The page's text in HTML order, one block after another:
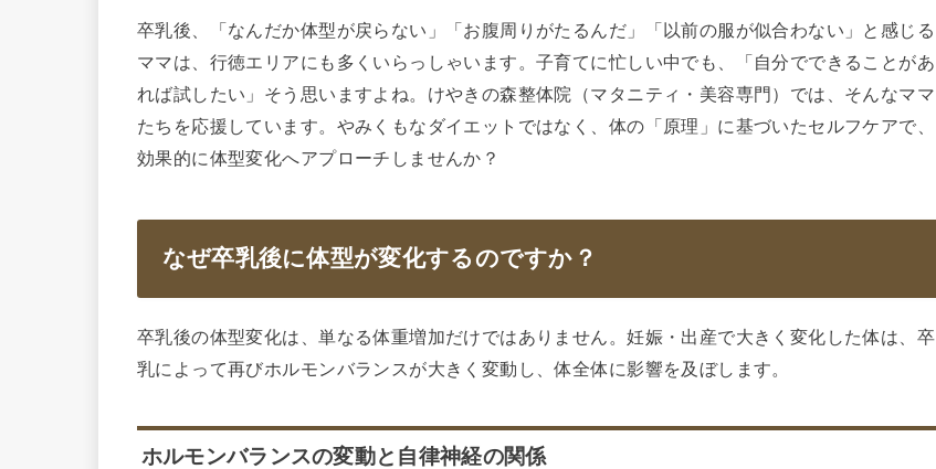
卒乳後、「なんだか体型が戻らない」「お腹周りがたるんだ」「以前の服が似合わない」と感じる
ママは、行徳エリアにも多くいらっしゃいます。子育てに忙しい中でも、「自分でできることがあ
れば試したい」そう思いますよね。けやきの森整体院（マタニティ・美容専門）では、そんなママ
たちを応援しています。やみくもなダイエットではなく、体の「原理」に基づいたセルフケアで、
効果的に体型変化へアプローチしませんか？
なぜ卒乳後に体型が変化するのですか？
卒乳後の体型変化は、単なる体重増加だけではありません。妊娠・出産で大きく変化した体は、卒
乳によって再びホルモンバランスが大きく変動し、体全体に影響を及ぼします。
ホルモンバランスの変動と自律神経の関係